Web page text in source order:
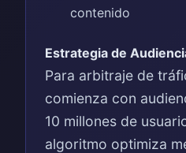
contenido
Estrategia de
Para arbitraje de
comienza con
10 millones de
algoritmo optimiza